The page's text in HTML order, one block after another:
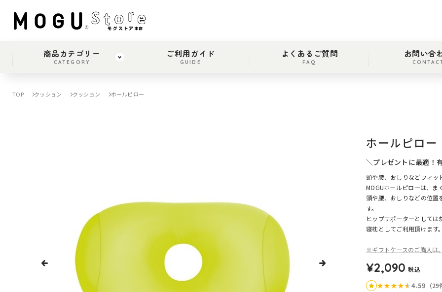
商品カテゴリー
CATEGORY
ご利用ガイド
GUIDE
よくあるご質問
FAQ
お問い合
TOP クッション クッション ホールピロー
ホールピロー
＼プレゼントに最適！
頭や腰、おしりなどフィッ
MOGUホールピローは、ま
頭や腰、おしりなどの位置
す。
ヒップサポーターとして
寝枕としてご利用頂けます
※ギフトケースのご購入は
¥2,090 税込
★★★★★
★4.59 （